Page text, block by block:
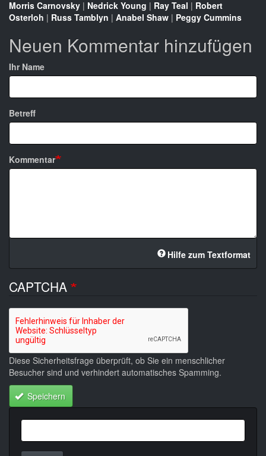
Morris Carnovsky | Nedrick Young | Ray Teal | Robert
Osterloh | Russ Tamblyn | Anabel Shaw | Peggy Cummins
Neuen Kommentar hinzufügen
Ihr Name
Betreff
Kommentar
Hilfe zum Textformat
CAPTCHA
Diese Sicherheitsfrage überprüft, ob Sie ein menschlicher
Besucher sind und verhindert automatisches Spamming.
Speichern